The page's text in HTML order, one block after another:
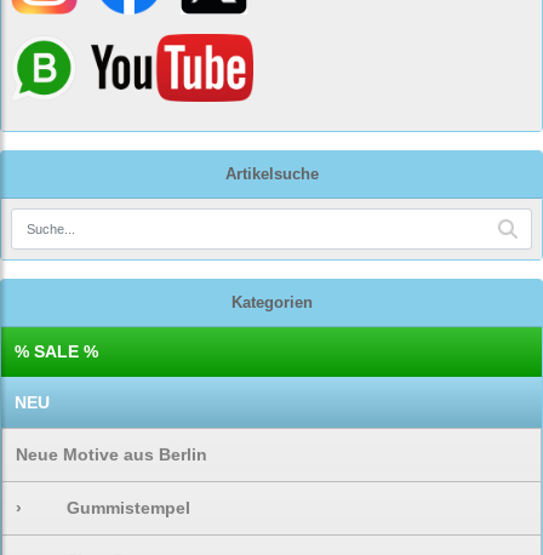
Artikelsuche
Kategorien
% SALE %
NEU
Neue Motive aus Berlin
› Gummistempel